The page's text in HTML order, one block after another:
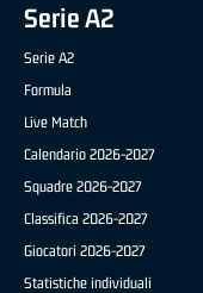
Serie A2
Serie A2
Formula
Live Match
Calendario 2026-2027
Squadre 2026-2027
Classifica 2026-2027
Giocatori 2026-2027
Statistiche individuali